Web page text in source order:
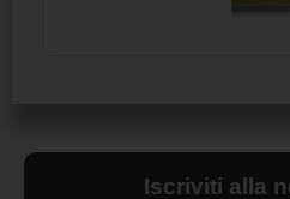
Iscriviti alla